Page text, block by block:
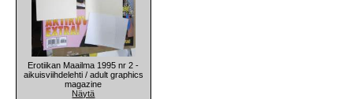
Erotiikan Maailma 1995 nr 2 -
aikuisviihdelehti / adult graphics
magazine
Näytä